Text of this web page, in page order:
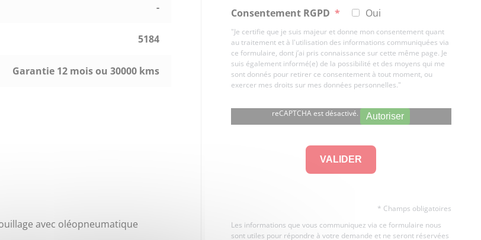
-
5184
Garantie 12 mois ou 30000 kms
avec oléopneumatique
Consentement RGPD * Oui
"Je certifie que je suis majeur et donne mon consentement quant
au traitement et à l'utilisation des informations communiquées via
ce formulaire, dont j’ai pris connaissance sur cette même page. Je
suis également informé(e) de la possibilité et des moyens qui me
sont donnés pour retirer ce consentement à tout moment, ou
exercer mes droits sur mes données personnelles."
reCAPTCHA est désactivé. Autoriser
* Champs obligatoires
Les informations que vous communiquez via ce formulaire nous
sont utiles pour répondre à votre demande et ne seront réservées